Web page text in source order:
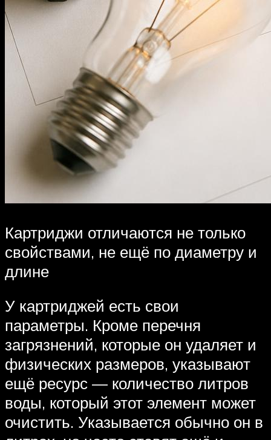
Картриджи отличаются не только
свойствами, не ещё по диаметру и
длине
У картриджей есть свои
параметры. Кроме перечня
загрязнений, которые он удаляет и
физических размеров, указывают
ещё ресурс — количество литров
воды, который этот элемент может
очистить. Указывается обычно он в